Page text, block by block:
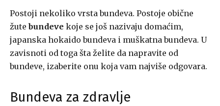
Postoji nekoliko vrsta bundeva. Postoje obične
žutebundeve koje se još nazivaju domaćim,
japanska hokaido bundeva i muškatna bundeva. U
zavisnoti od toga šta želite da napravite od
bundeve, izaberite onu koja vam najviše odgovara.
Bundeva za zdravlje